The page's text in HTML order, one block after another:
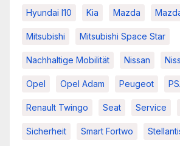
Hyundai I10 Kia Mazda
Mitsubishi Mitsubishi Space Star
Nachhaltige Mobilität Nissan
Opel Opel Adam Peugeot
Renault Twingo Seat Service
Sicherheit Smart Fortwo